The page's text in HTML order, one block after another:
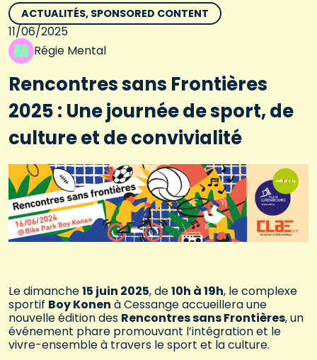
ACTUALITÉS SPONSORED CONTENT
11/06/2025
Régie Mental
Rencontres sans Frontières
2025 : Une journée de sport, de
culture et de convivialité
Le dimanche15 juin 2025, de10h à 19h, le complexe
sportif Boy Konen à Cessange accueillera une
nouvelle édition des Rencontres sans Frontières, un
événement phare promouvant l’intégration et le
vivre-ensemble à travers le sport et la culture.